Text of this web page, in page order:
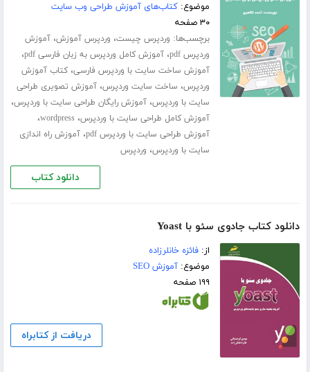
موضوع:کتاب‌های آموزش طراحی وب سایت
۳۰ صفحه
برچسب‌ها: وردپرس چیست، وردپرس آموزش،آموزش
وردپرس pdf
،آموزش کامل وردپرس به زبان فارسی pdf ،
آموزش ساخت سایت با وردپرس فارسی،کتاب آموزش
وردپرس، ساخت سایت وردپرس،آموزش تصویری طراحی
سایت با وردپرس،آموزش رایگان طراحی سایت با وردپرس،
آموزش کامل طراحی سایت با وردپرس،wordpress،
آموزش طراحی سایت با وردپرس pdf ،آموزش راه اندازی
سایت با وردپرس، وردپرس
دانلود کتاب
دانلود کتاب جادوی سئو با Yoast
از:فائزه خانلرزاده
موضوع:آموزش SEO
۱۹۹ صفحه
دریافت از کتابراه